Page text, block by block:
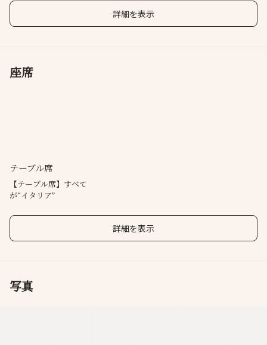
詳細を表示
座席
テーブル席
【テーブル席】すべて
が“イタリア”
詳細を表示
写真